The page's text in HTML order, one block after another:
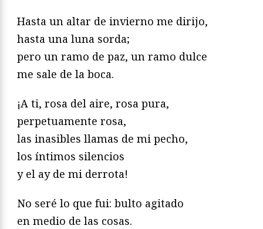
Hasta un altar de invierno me dirijo,
hasta una luna sorda;
pero un ramo de paz, un ramo dulce
me sale de la boca.
¡A ti, rosa del aire, rosa pura,
perpetuamente rosa,
las inasibles llamas de mi pecho,
los íntimos silencios
y el ay de mi derrota!
No seré lo que fui: bulto agitado
en medio de las cosas.